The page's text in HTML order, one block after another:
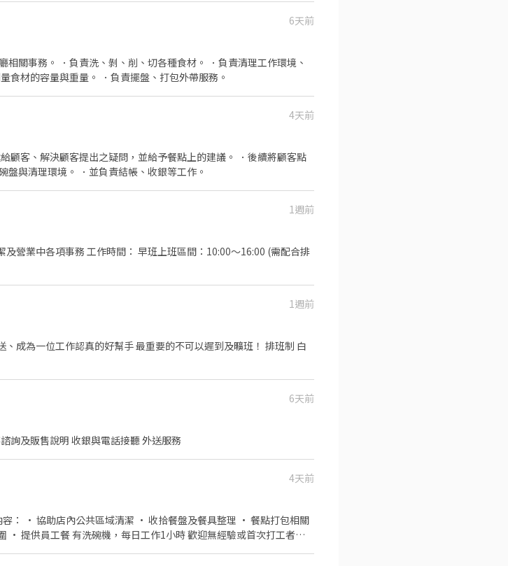
6天前
關事務。 ．負責洗、剝、削、切各種食材。 ．負責清理工作環境、
食材的容量與重量。 ．負責擺盤、打包外帶服務。
4天前
顧客、解決顧客提出之疑問，並給予餐點上的建議。 ．後續將顧客點
與清理環境。 ．並負責結帳、收銀等工作。
1週前
營業中各項事務 工作時間： 早班上班區間：10:00～16:00 (需配合排
1週前
手 最重要的不可以遲到及曠班！ 排班制 白
6天前
詢及販售說明 收銀與電話接聽 外送服務
4天前